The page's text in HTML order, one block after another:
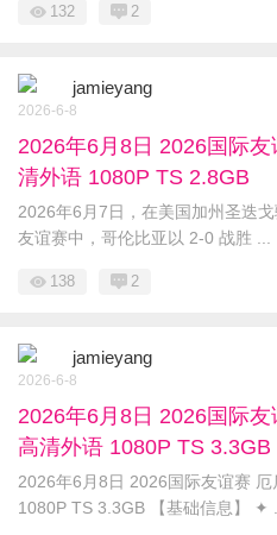
132 2
jamieyang
2026-6-8
2026年6月8日 2026国际
清外语 1080P TS 2.8GB
2026年6月7日，在美国加州圣迭
友谊赛中，哥伦比亚以 2-0 战胜 ...
138 2
jamieyang
2026-6-8
2026年6月8日 2026国际
高清外语 1080P TS 3.3GB
2026年6月8日 2026国际友谊赛
1080P TS 3.3GB 【基础信息】 ✦ ...